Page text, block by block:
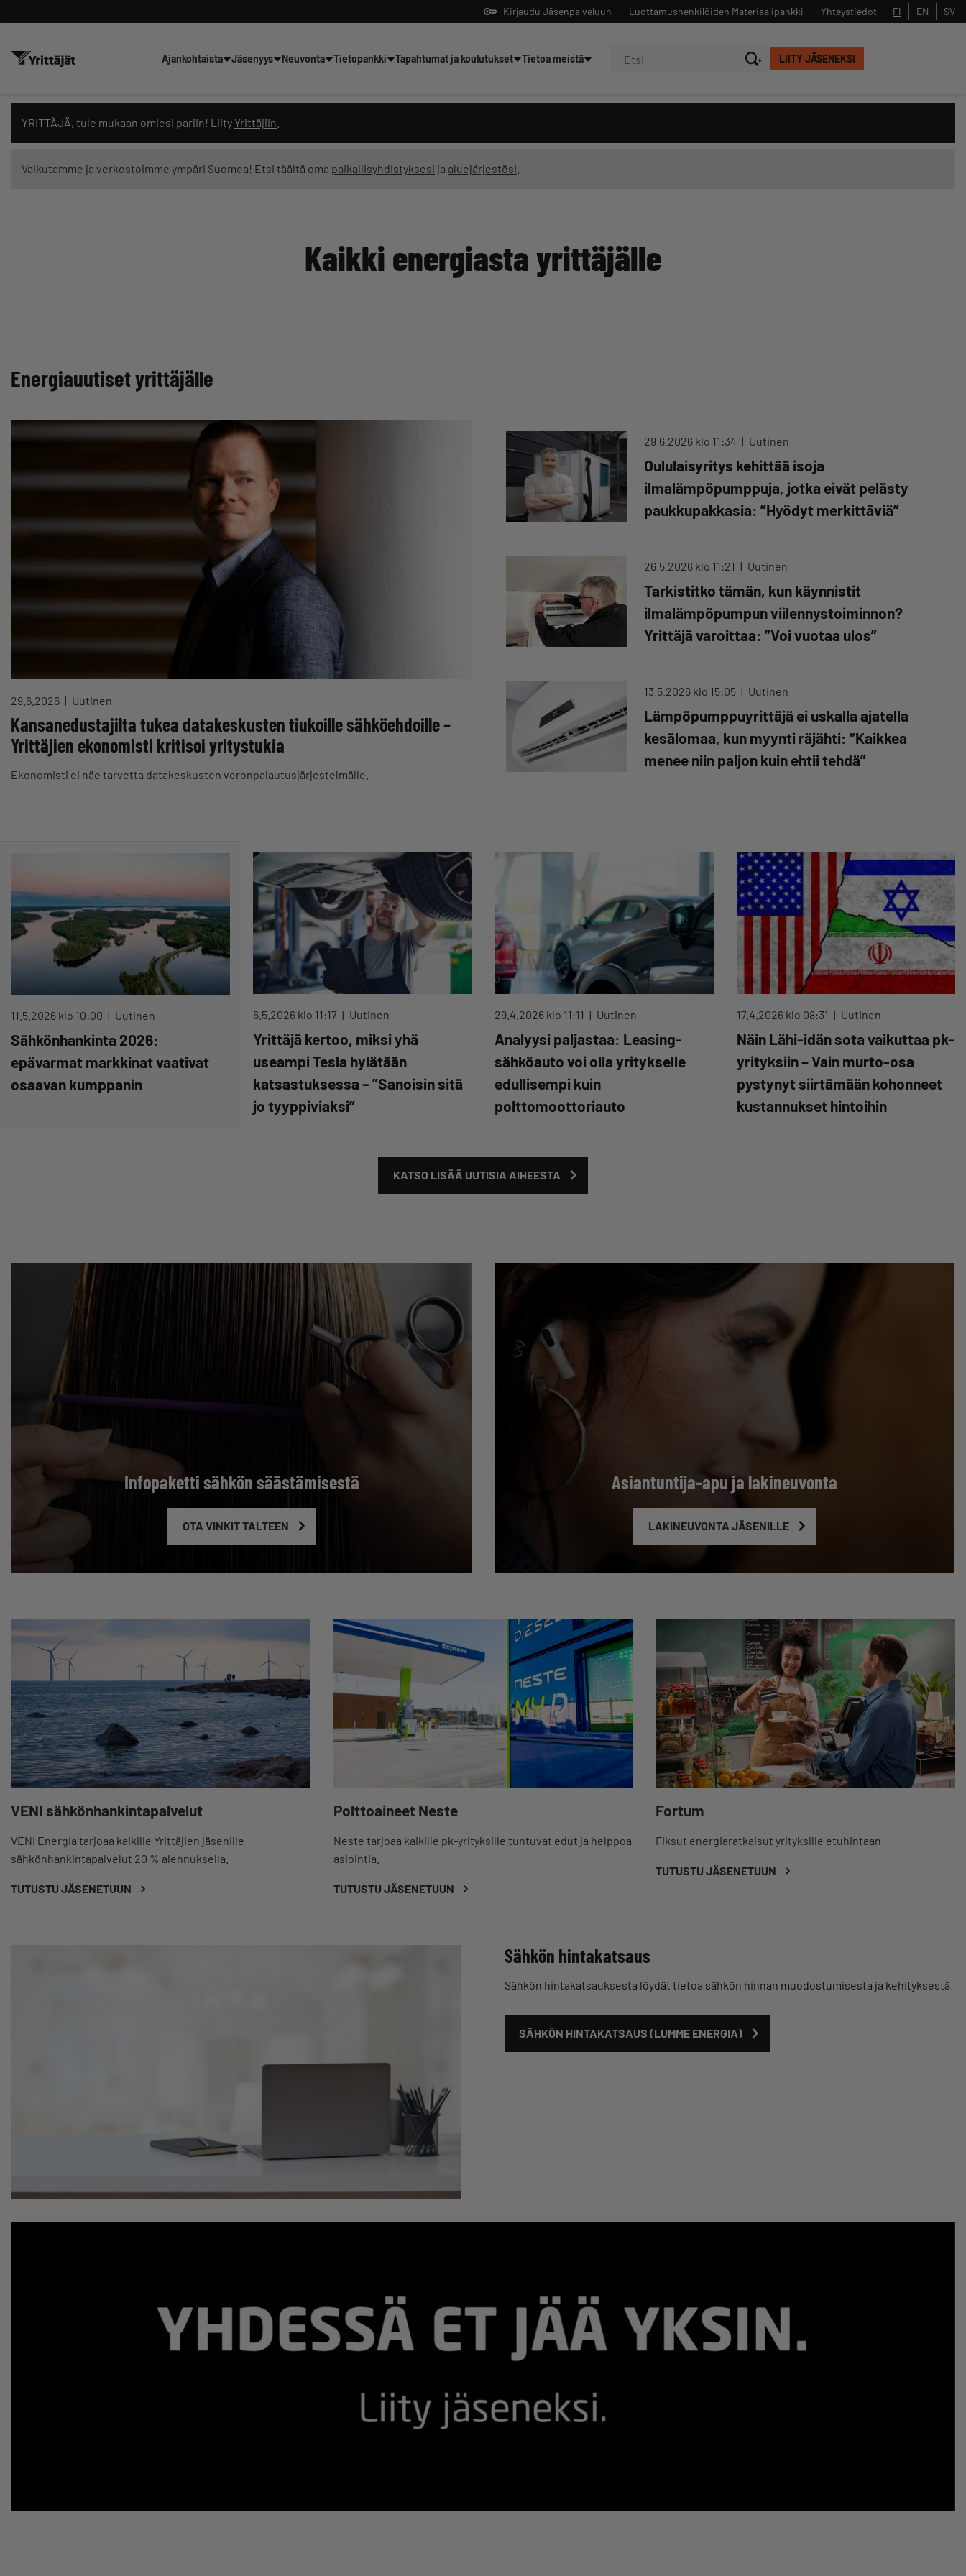
Kirjaudu Jäsenpalveluun Yhteystiedot
Luottamushenkilöiden Materiaalipankki FI EN SV
LIITY JÄSENEKSI
Ajankohtaista Jäsenyys Neuvonta Tietopankki Tapahtumat ja koulutukset Tietoa meistä
YRITTÄJÄ, tule mukaan omiesi pariin! Liity Yrittäjiin
Vaikutamme ja verkostoimme ympäri Suomea! Etsi täältä oma paikallisyhdistyksesi ja aluejärjestösi
Kaikki energiasta yrittäjälle
Energiauutiset yrittäjälle
29.6.2026 Uutinen
Kansanedustajilta tukea datakeskusten tiukoille sähköehdoille –
Yrittäjien ekonomisti kritisoi yritystukia
Ekonomisti ei näe tarvetta datakeskusten veronpalautusjärjestelmälle.
29.6.2026 klo 11:34 Uutinen
Oululaisyritys kehittää isoja
ilmalämpöpumppuja, jotka eivät pelästy
paukkupakkasia: ”Hyödyt merkittäviä”
26.5.2026 klo 11:21 Uutinen
Tarkistitko tämän, kun käynnistit
ilmalämpöpumpun viilennystoiminnon?
Yrittäjä varoittaa: ”Voi vuotaa ulos”
13.5.2026 klo 15:05 Uutinen
Lämpöpumppuyrittäjä ei uskalla ajatella
kesälomaa, kun myynti räjähti: ”Kaikkea
menee niin paljon kuin ehtii tehdä”
11.5.2026 klo 10:00 Uutinen
Sähkönhankinta 2026:
epävarmat markkinat vaativat
osaavan kumppanin
6.5.2026 klo 11:17 Uutinen
Yrittäjä kertoo, miksi yhä
useampi Tesla hylätään
katsastuksessa – ”Sanoisin sitä
jo tyyppiviaksi”
29.4.2026 klo 11:11 Uutinen
Analyysi paljastaa: Leasing-
sähköauto voi olla yritykselle
edullisempi kuin
polttomoottoriauto
17.4.2026 klo 08:31 Uutinen
Näin Lähi-idän sota vaikuttaa pk-
yrityksiin – Vain murto-osa
pystynyt siirtämään kohonneet
kustannukset hintoihin
KATSO LISÄÄ UUTISIA AIHEESTA
Infopaketti sähkön säästämisestä
OTA VINKIT TALTEEN
Asiantuntija-apu ja lakineuvonta
LAKINEUVONTA JÄSENILLE
VENI sähkönhankintapalvelut
VENI Energia tarjoaa kaikille Yrittäjien jäsenille
sähkönhankintapalvelut 20 % alennuksella.
TUTUSTU JÄSENETUUN
Polttoaineet Neste
Neste tarjoaa kaikille pk-yrityksille tuntuvat edut ja helppoa
asiointia.
TUTUSTU JÄSENETUUN
Fortum
Fiksut energiaratkaisut yrityksille etuhintaan
TUTUSTU JÄSENETUUN
Sähkön hintakatsaus
Sähkön hintakatsauksesta löydät tietoa sähkön hinnan muodostumisesta ja kehityksestä.
SÄHKÖN HINTAKATSAUS (LUMME ENERGIA)
Sulje
Hae sivustolta tai kysy suoraan Yrittäjien tekoälyltä